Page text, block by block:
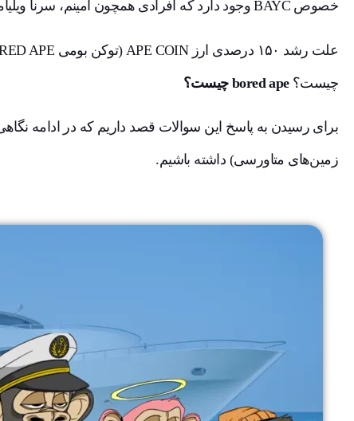
خصوص BAYC وجود دارد که افرادی همچون امینم، سرنا ویلیامز،‌ جیمی فلن و جاستین بیبر را به خرید واداشته؟
چیست؟bored ape چیست؟
زمین‌های متاورسی) داشته باشیم.